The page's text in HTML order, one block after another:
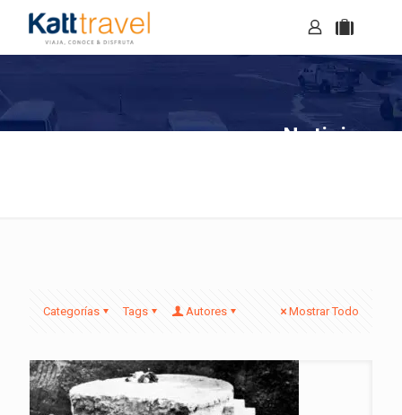
Noticias
Categorías Tags Autores Mostrar Todo